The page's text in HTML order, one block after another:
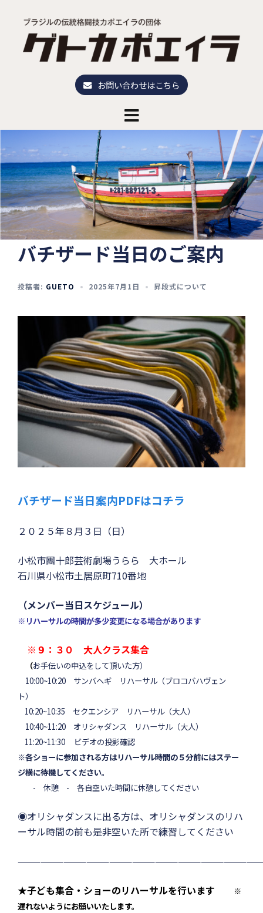
ッ
プ
お問い合わせはこちら
バチザード当日のご案内
投稿者: GUETO 2025年7月1日 昇段式について
バチザード当日案内PDFはコチラ
２０２５年８月３日（日）
小松市團十郎芸術劇場うらら 大ホール
石川県小松市土居原町710番地
（メンバー当日スケジュール）
※リハーサルの時間が多少変更になる場合があります
※９：３０ 大人クラス集合
（お手伝いの申込をして頂いた方）
10:00~10:20 サンバヘギ リハーサル（ブロコバハヴェン
ト）
10:20~10:35 セクエンシア リハーサル（大人）
10:40~11:20 オリシャダンス リハーサル（大人）
11:20~11:30 ビデオの投影確認
※各ショーに参加される方はリハーサル時間の５分前にはステー
ジ横に待機してください。
- 休憩 - 各自空いた時間に休憩してください
◉オリシャダンスに出る方は、オリシャダンスのリハ
ーサル時間の前も是非空いた所で練習してください
★子ども集合・ショーのリハーサルを行います
※
遅れないようにお願いいたします。